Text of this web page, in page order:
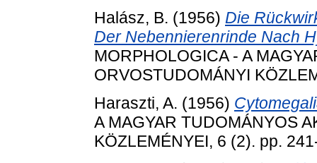
Halász, B. (1956) Die
Der Nebennierenrinde Nach
MORPHOLOGICA - A
ORVOSTUDOMÁNYI
Haraszti, A. (1956)
A MAGYAR TUDOMÁNYOS
KÖZLEMÉNYEI, 6 (2). pp.